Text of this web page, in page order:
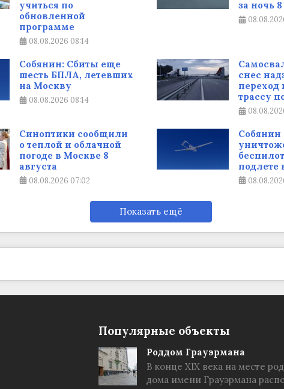
учиться по
обновленной
программе
08.08.2026 08:14
за ночь
Собянин: Сбиты еще
шесть БПЛА, летевших
на Москву
08.08.2026 08:14
снес
переход
трассу
Синоптики сообщили
о теплой и облачной
погоде в Москве 8
августа
08.08.2026 07:02
Собянин
подлете
Показать ещё
Популярные объекты
Роддом Грауэрмана
В конце XIX века на месте
дома имени Грауэрмана